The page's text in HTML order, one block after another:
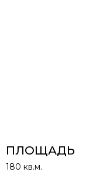
ПЛОЩАДЬ
180 кв.м.